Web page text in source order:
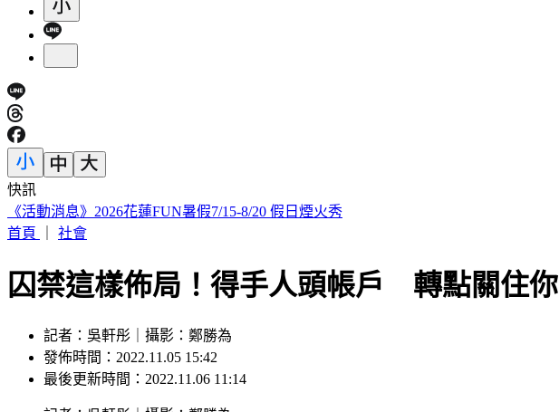
快訊
《活動消息》2026花蓮FUN暑假7/15-8/20 假日煙火秀
首頁
社會
囚禁這樣佈局！得手人頭帳戶 轉點關住你
記者：吳軒彤｜攝影：鄭勝為
發佈時間：2022.11.05 15:42
最後更新時間：2022.11.06 11:14